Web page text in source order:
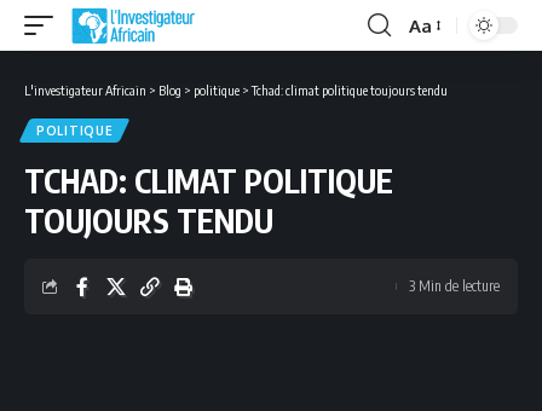
Font
Aa
L'investigateur Africain > Blog > politique >Tchad: climat politique toujours tendu
POLITIQUE
TCHAD: CLIMAT POLITIQUE
TOUJOURS TENDU
3 Min de lecture